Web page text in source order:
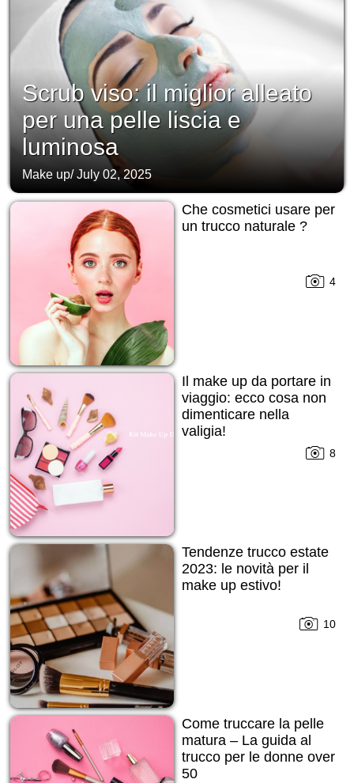
Scrub viso: il miglior alleato
per una pelle liscia e
luminosa
Make up/July 02, 2025
Che cosmetici usare per
un trucco naturale ?
4
Il make up da portare in
viaggio: ecco cosa non
dimenticare nella
valigia!
8
Tendenze trucco estate
2023: le novità per il
make up estivo!
10
Come truccare la pelle
matura – La guida al
trucco per le donne over
50